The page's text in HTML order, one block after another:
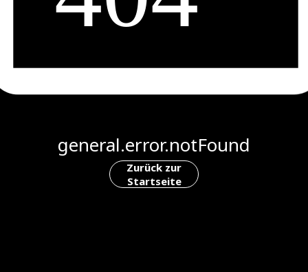
general.error.notFound
Zurück zur
Startseite